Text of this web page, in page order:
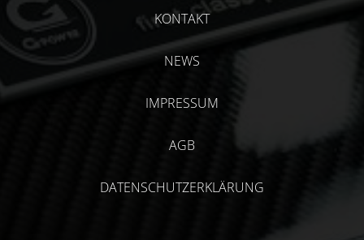
KONTAKT
NEWS
IMPRESSUM
AGB
DATENSCHUTZERKLÄRUNG